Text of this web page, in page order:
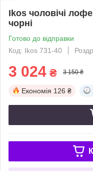
Ikos чоловічі
чорні
Готово до відправки
Код: Ikos 731-40
3 024 ₴ 3 150 ₴
Економія 126 ₴